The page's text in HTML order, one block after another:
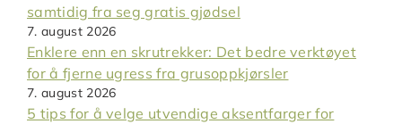
samtidig fra seg gratis gjødsel
7. august 2026
Enklere enn en skrutrekker: Det bedre verktøyet
for å fjerne ugress fra grusoppkjørsler
7. august 2026
5 tips for å velge utvendige aksentfarger for